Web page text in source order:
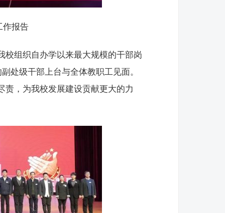
作报告
校组织自办学以来最大规模的干部岗
处级干部上台与全体教职工见面。
责，为我校发展建设贡献更大的力